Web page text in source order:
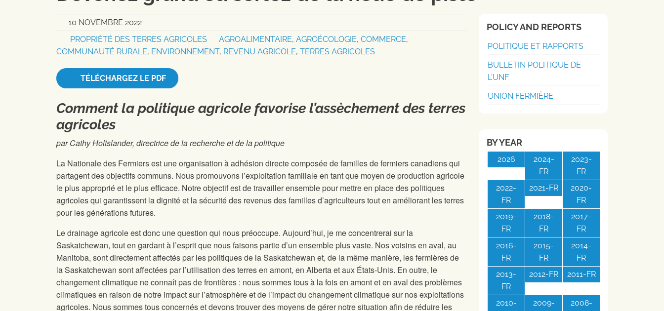
10 NOVEMBRE 2022
PROPRIÉTÉ DES TERRES AGRICOLES
AGROALIMENTAIRE, AGROÉCOLOGIE, COMMERCE,
COMMUNAUTÉ RURALE, ENVIRONNEMENT, REVENU AGRICOLE, TERRES AGRICOLES
TÉLÉCHARGEZ LE PDF
Comment la politique agricole favorise l’assèchement des terres
agricoles
par Cathy Holtslander, directrice de la recherche et de la politique
La Nationale des Fermiers est une organisation à adhésion directe composée de familles de fermiers canadiens qui
partagent des objectifs communs. Nous promouvons l’exploitation familiale en tant que moyen de production agricole
le plus approprié et le plus efficace. Notre objectif est de travailler ensemble pour mettre en place des politiques
agricoles qui garantissent la dignité et la sécurité des revenus des familles d’agriculteurs tout en améliorant les terres
pour les générations futures.
Le drainage agricole est donc une question qui nous préoccupe. Aujourd’hui, je me concentrerai sur la
Saskatchewan, tout en gardant à l’esprit que nous faisons partie d’un ensemble plus vaste. Nos voisins en aval, au
Manitoba, sont directement affectés par les politiques de la Saskatchewan et, de la même manière, les fermières de
la Saskatchewan sont affectées par l’utilisation des terres en amont, en Alberta et aux États-Unis. En outre, le
changement climatique ne connaît pas de frontières : nous sommes tous à la fois en amont et en aval des problèmes
climatiques en raison de notre impact sur l’atmosphère et de l’impact du changement climatique sur nos exploitations
agricoles. Nous sommes tous concernés et devons trouver des moyens de gérer notre situation afin de réduire les
POLICY AND REPORTS
POLITIQUE ET RAPPORTS
BULLETIN POLITIQUE DE
L'UNF
UNION FERMIÈRE
BY YEAR
2026
2024-
FR
2023-
FR
2022-
FR
2021-FR
2020-
FR
2019-
FR
2018-
FR
2017-
FR
2016-
FR
2015-
FR
2014-
FR
2013-
FR
2012-FR 2011-FR
2010-
2009-
2008-